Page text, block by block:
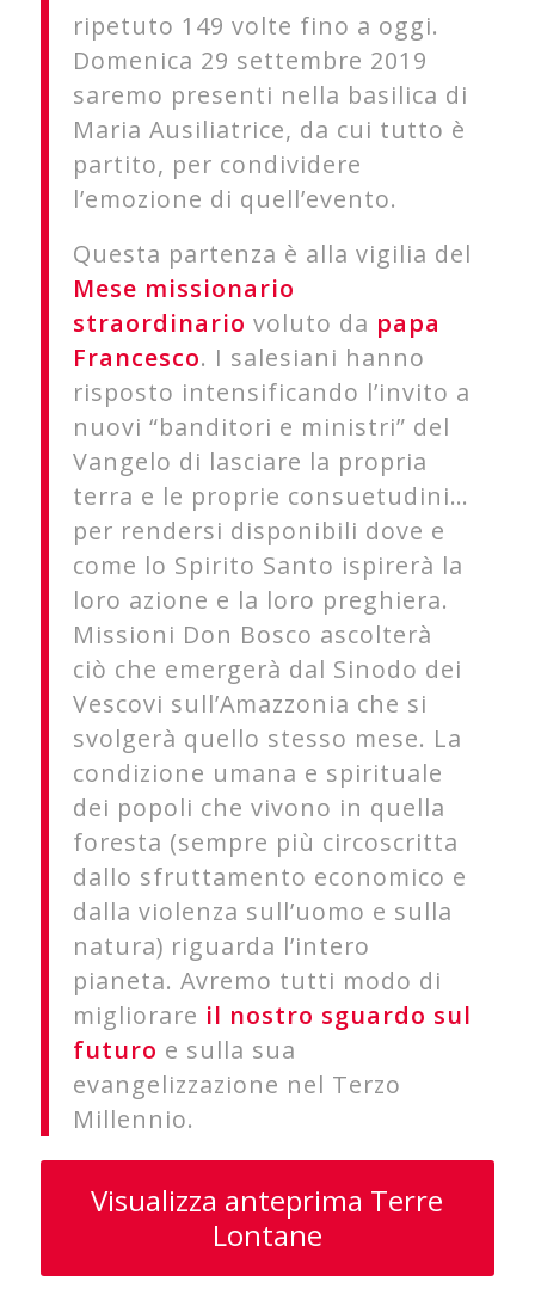
ripetuto 149 volte fino a oggi.
Domenica 29 settembre 2019
saremo presenti nella basilica di
Maria Ausiliatrice, da cui tutto è
partito, per condividere
l’emozione di quell’evento.
Questa partenza è alla vigilia del
Mese missionario
straordinario voluto da papa
Francesco. I salesiani hanno
risposto intensificando l’invito a
nuovi “banditori e ministri” del
Vangelo di lasciare la propria
terra e le proprie consuetudini…
per rendersi disponibili dove e
come lo Spirito Santo ispirerà la
loro azione e la loro preghiera.
Missioni Don Bosco ascolterà
ciò che emergerà dal Sinodo dei
Vescovi sull’Amazzonia che si
svolgerà quello stesso mese. La
condizione umana e spirituale
dei popoli che vivono in quella
foresta (sempre più circoscritta
dallo sfruttamento economico e
dalla violenza sull’uomo e sulla
natura) riguarda l’intero
pianeta. Avremo tutti modo di
migliorare il nostro sguardo sul
futuro e sulla sua
evangelizzazione nel Terzo
Millennio.
Visualizza anteprima Terre
Lontane